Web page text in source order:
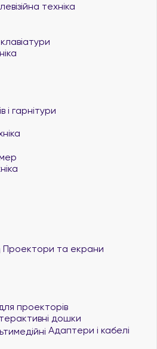
техніка
гарнітури
Проектори та екрани
проекторів
дошки
Адаптери і кабелі